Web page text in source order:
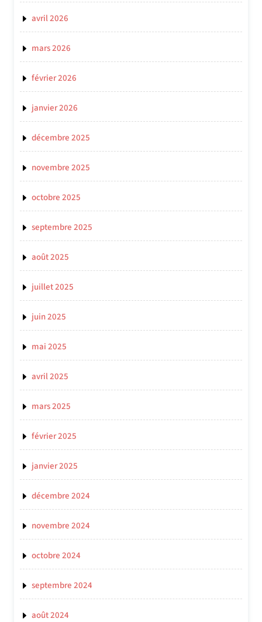
avril 2026
mars 2026
février 2026
janvier 2026
décembre 2025
novembre 2025
octobre 2025
septembre 2025
août 2025
juillet 2025
juin 2025
mai 2025
avril 2025
mars 2025
février 2025
janvier 2025
décembre 2024
novembre 2024
octobre 2024
septembre 2024
août 2024